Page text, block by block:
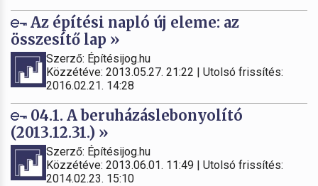
Az építési napló új eleme: az
összesítő lap »
Szerző: Építésijog.hu
Közzétéve: 2013.05.27. 21:22 | Utolsó frissítés:
2016.02.21. 14:28
04.1. A beruházáslebonyolító
(2013.12.31.) »
Szerző: Építésijog.hu
Közzétéve: 2013.06.01. 11:49 | Utolsó frissítés:
2014.02.23. 15:10